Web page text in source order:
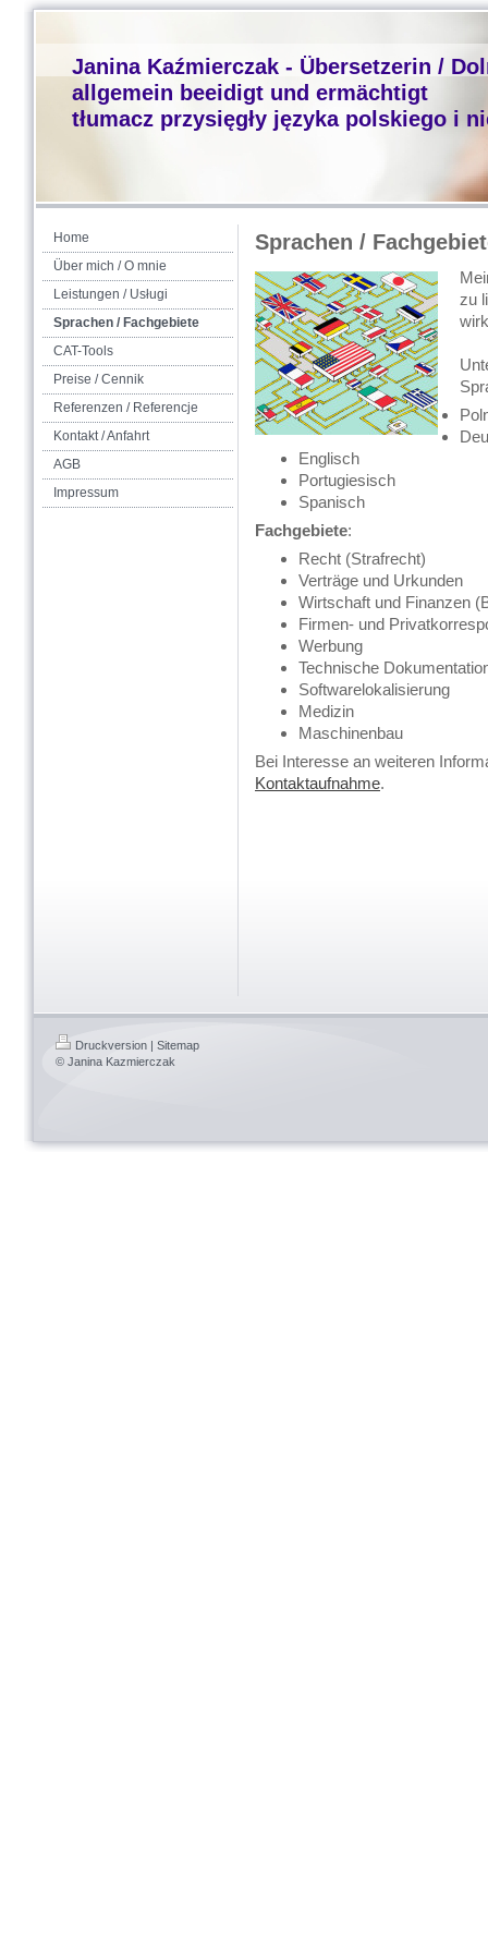
Janina Kaźmierczak - Übersetzerin /
allgemein beeidigt und ermächtigt
tłumacz przysięgły języka polskiego i
Home
Über mich / O mnie
Leistungen / Usługi
Sprachen / Fachgebiete
CAT-Tools
Preise / Cennik
Referenzen / Referencje
Kontakt / Anfahrt
AGB
Impressum
Sprachen /
zu
Englisch
Portugiesisch
Spanisch
Fachgebiete:
Recht (Strafrecht)
Verträge und Urkunden
Wirtschaft und Finanzen
Firmen- und
Werbung
Technische
Softwarelokalisierung
Medizin
Maschinenbau
Bei Interesse an weiteren
Kontaktaufnahme.
Druckversion | Sitemap
© Janina Kazmierczak